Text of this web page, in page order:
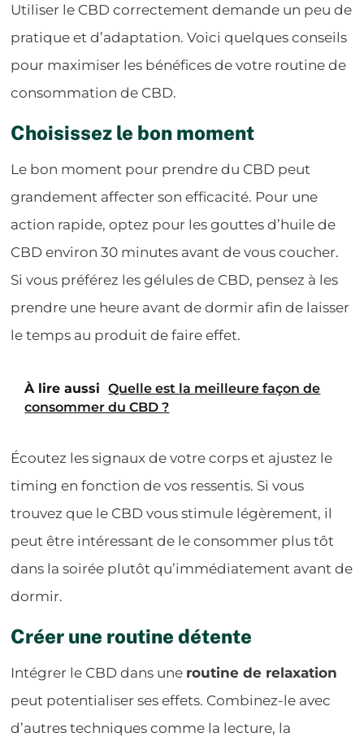
Utiliser le CBD correctement demande un peu de
pratique et d’adaptation. Voici quelques conseils
pour maximiser les bénéfices de votre routine de
consommation de CBD.
Choisissez le bon moment
Le bon moment pour prendre du CBD peut
grandement affecter son efficacité. Pour une
action rapide, optez pour les gouttes d’huile de
CBD environ 30 minutes avant de vous coucher.
Si vous préférez les gélules de CBD, pensez à les
prendre une heure avant de dormir afin de laisser
le temps au produit de faire effet.
À lire aussi
Quelle est la meilleure façon de
consommer du CBD ?
Écoutez les signaux de votre corps et ajustez le
timing en fonction de vos ressentis. Si vous
trouvez que le CBD vous stimule légèrement, il
peut être intéressant de le consommer plus tôt
dans la soirée plutôt qu’immédiatement avant de
dormir.
Créer une routine détente
Intégrer le CBD dans une routine de relaxation
peut potentialiser ses effets. Combinez-le avec
d’autres techniques comme la lecture, la